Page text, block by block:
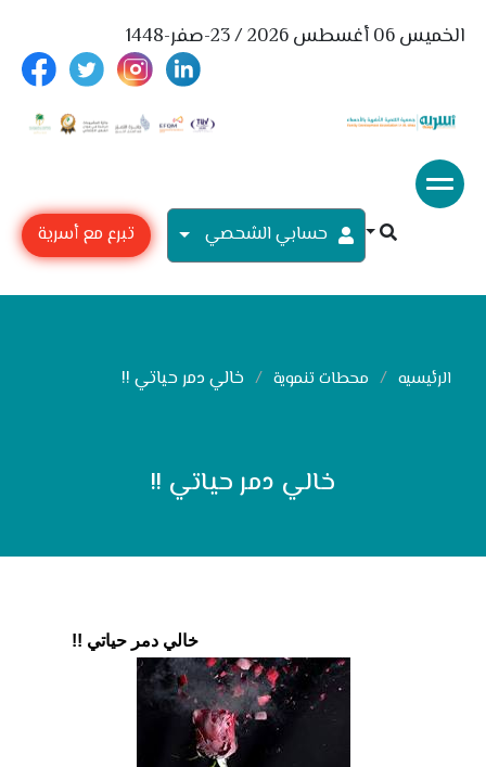
الخميس 06 أغسطس 2026 / 23-صفر-1448
حسابي الشحصي تبرع مع أسرية
الرئيسيه محطات تنموية خالي دمر حياتي !!
خالي دمر حياتي !!
خالي دمر حياتي !!